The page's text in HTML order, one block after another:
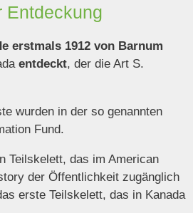
Entdeckung
erstmals 1912 von Barnum
entdeckt, der die Art S.
wurden in der so genannten
Fund.
Teilskelett, das im American
der Öffentlichkeit zugänglich
erste Teilskelett, das in Kanada